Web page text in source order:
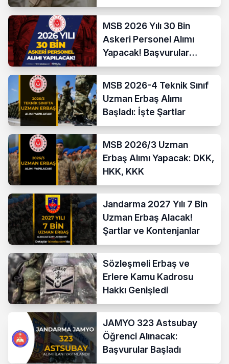
İşte Şartlar ve
MSB 2026 Yılı 30 Bin
Askeri Personel Alımı
Yapacak! Başvurular
Başladı
MSB 2026-4 Teknik Sınıf
Uzman Erbaş Alımı
Başladı: İşte Şartlar
MSB 2026/3 Uzman
Erbaş Alımı Yapacak: DKK,
HKK, KKK
Jandarma 2027 Yılı 7 Bin
Uzman Erbaş Alacak!
Şartlar ve Kontenjanlar
Sözleşmeli Erbaş ve
Erlere Kamu Kadrosu
Hakkı Genişledi
JAMYO 323 Astsubay
Öğrenci Alınacak:
Başvurular Başladı